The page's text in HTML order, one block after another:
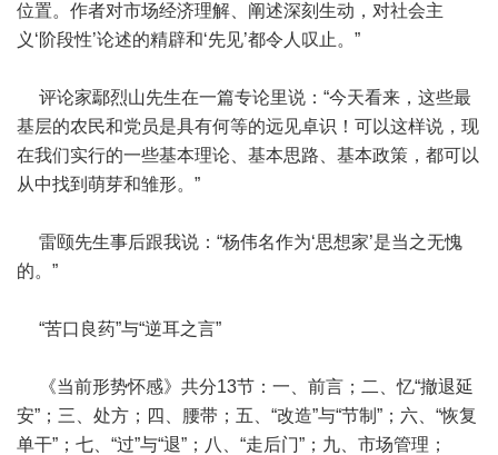
位置。作者对市场经济理解、阐述深刻生动，对社会主
义‘阶段性’论述的精辟和‘先见’都令人叹止。”
评论家鄢烈山先生在一篇专论里说：“今天看来，这些最
基层的农民和党员是具有何等的远见卓识！可以这样说，现
在我们实行的一些基本理论、基本思路、基本政策，都可以
从中找到萌芽和雏形。”
雷颐先生事后跟我说：“杨伟名作为‘思想家’是当之无愧
的。”
“苦口良药”与“逆耳之言”
《当前形势怀感》共分13节：一、前言；二、忆“撤退延
安”；三、处方；四、腰带；五、“改造”与“节制”；六、“恢复
单干”；七、“过”与“退”；八、“走后门”；九、市场管理；